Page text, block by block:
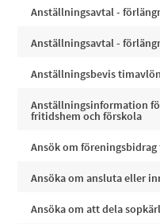
Anställningsavtal -
Anställningsavtal -
Anställningsbevis
Anställningsinformation
fritidshem och förskola
Ansök om
Ansöka om ansluta eller
Ansöka om att dela